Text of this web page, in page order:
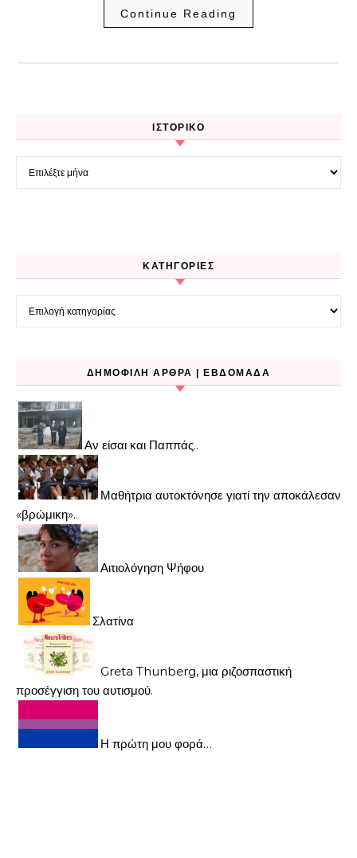
Continue Reading
ΙΣΤΟΡΙΚΌ
Ιστορικό
KΑΤΗΓΟΡΊΕΣ
Kατηγορίες
ΔΗΜΟΦΙΛΉ ΆΡΘΡΑ | ΕΒΔΟΜΆΔΑ
Αν είσαι και Παππάς..
Μαθήτρια αυτοκτόνησε γιατί την αποκάλεσαν
«βρώμικη»..
Αιτιολόγηση Ψήφου
Σλατίνα
Greta Thunberg, μια ριζοσπαστική
προσέγγιση του αυτισμού.
Η πρώτη μου φορά…